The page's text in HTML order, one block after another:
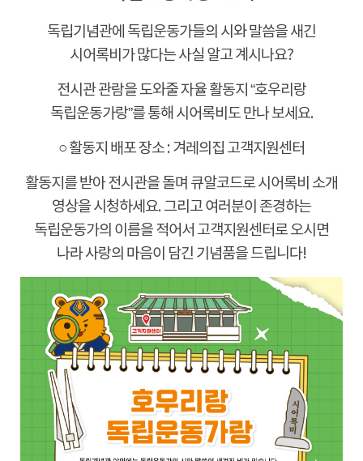
독립기념관에 독립운동가들의 시와 말씀을 새긴
시어록비가 많다는 사실 알고 계시나요?
전시관 관람을 도와줄 자율 활동지 “호우리랑
독립운동가랑”를 통해 시어록비도 만나 보세요.
○활동지 배포 장소: 겨레의집 고객지원센터
활동지를 받아 전시관을 돌며 큐알코드로 시어록비 소개
영상을 시청하세요. 그리고 여러분이 존경하는
독립운동가의 이름을 적어서 고객지원센터로 오시면
나라 사랑의 마음이 담긴 기념품을 드립니다!